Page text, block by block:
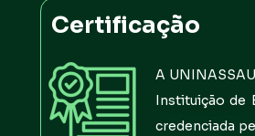
Certificação
A
Instituição de
credenciada